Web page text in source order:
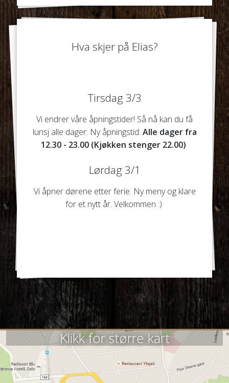
Hva skjer på Elias?
Tirsdag 3/3
Vi endrer våre åpningstider! Så nå kan du få
lunsj alle dager. Ny åpningstid: Alle dager fra
12.30 - 23.00 (Kjøkken stenger 22.00)
Lørdag 3/1
Vi åpner dørene etter ferie. Ny meny og klare
for et nytt år. Velkommen :)
Klikk for større kart